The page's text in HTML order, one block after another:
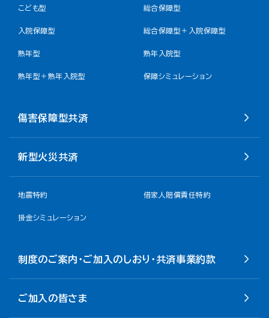
こども型 総合保障型
入院保障型 総合保障型＋入院保障型
熟年型 熟年入院型
熟年型＋熟年入院型 保障シミュレーション
傷害保障型共済
新型火災共済
地震特約 借家人賠償責任特約
掛金シミュレーション
制度のご案内・ご加入のしおり・共済事業約款
ご加入の皆さま